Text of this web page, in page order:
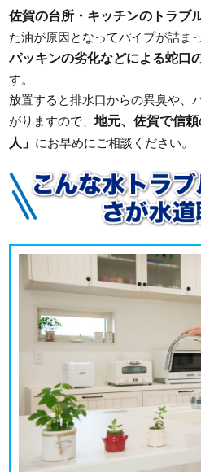
佐賀の台所・キッチンのトラブ
た油が原因となってパイプが詰ま
パッキンの劣化などによる蛇口
す。
放置すると排水口からの異臭や、
がりますので、地元、佐賀で信
人」 にお早めにご相談ください。